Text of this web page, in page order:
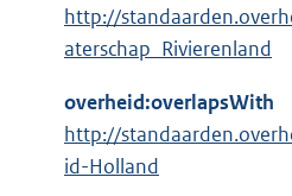
http://
aterschap_Rivierenland
overheid:overlapsWith
http://
id-Holland